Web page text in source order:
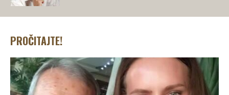
PROČITAJTE!